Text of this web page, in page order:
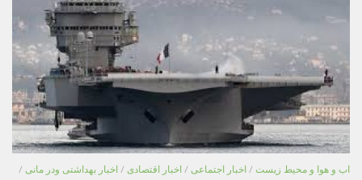
اب و هوا و محیط زیست / اخبار اجتماعی / اخبار اقتصادی / اخبار بهداشتی ودر مانی /